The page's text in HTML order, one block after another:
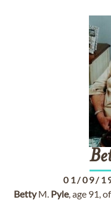
01/09/
BettyM. Pyle, age 91,